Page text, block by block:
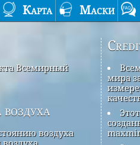
Карта Маски
Всемирный
воздуха
мира